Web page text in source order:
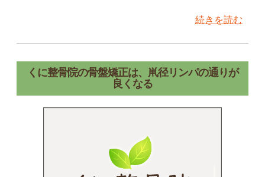
続きを読む
くに整骨院の骨盤矯正は、鼡径リンパの通りが
良くなる